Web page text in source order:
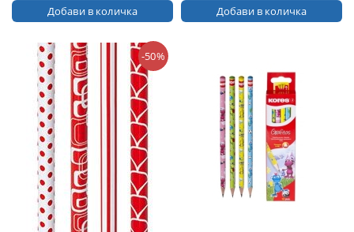
-50%